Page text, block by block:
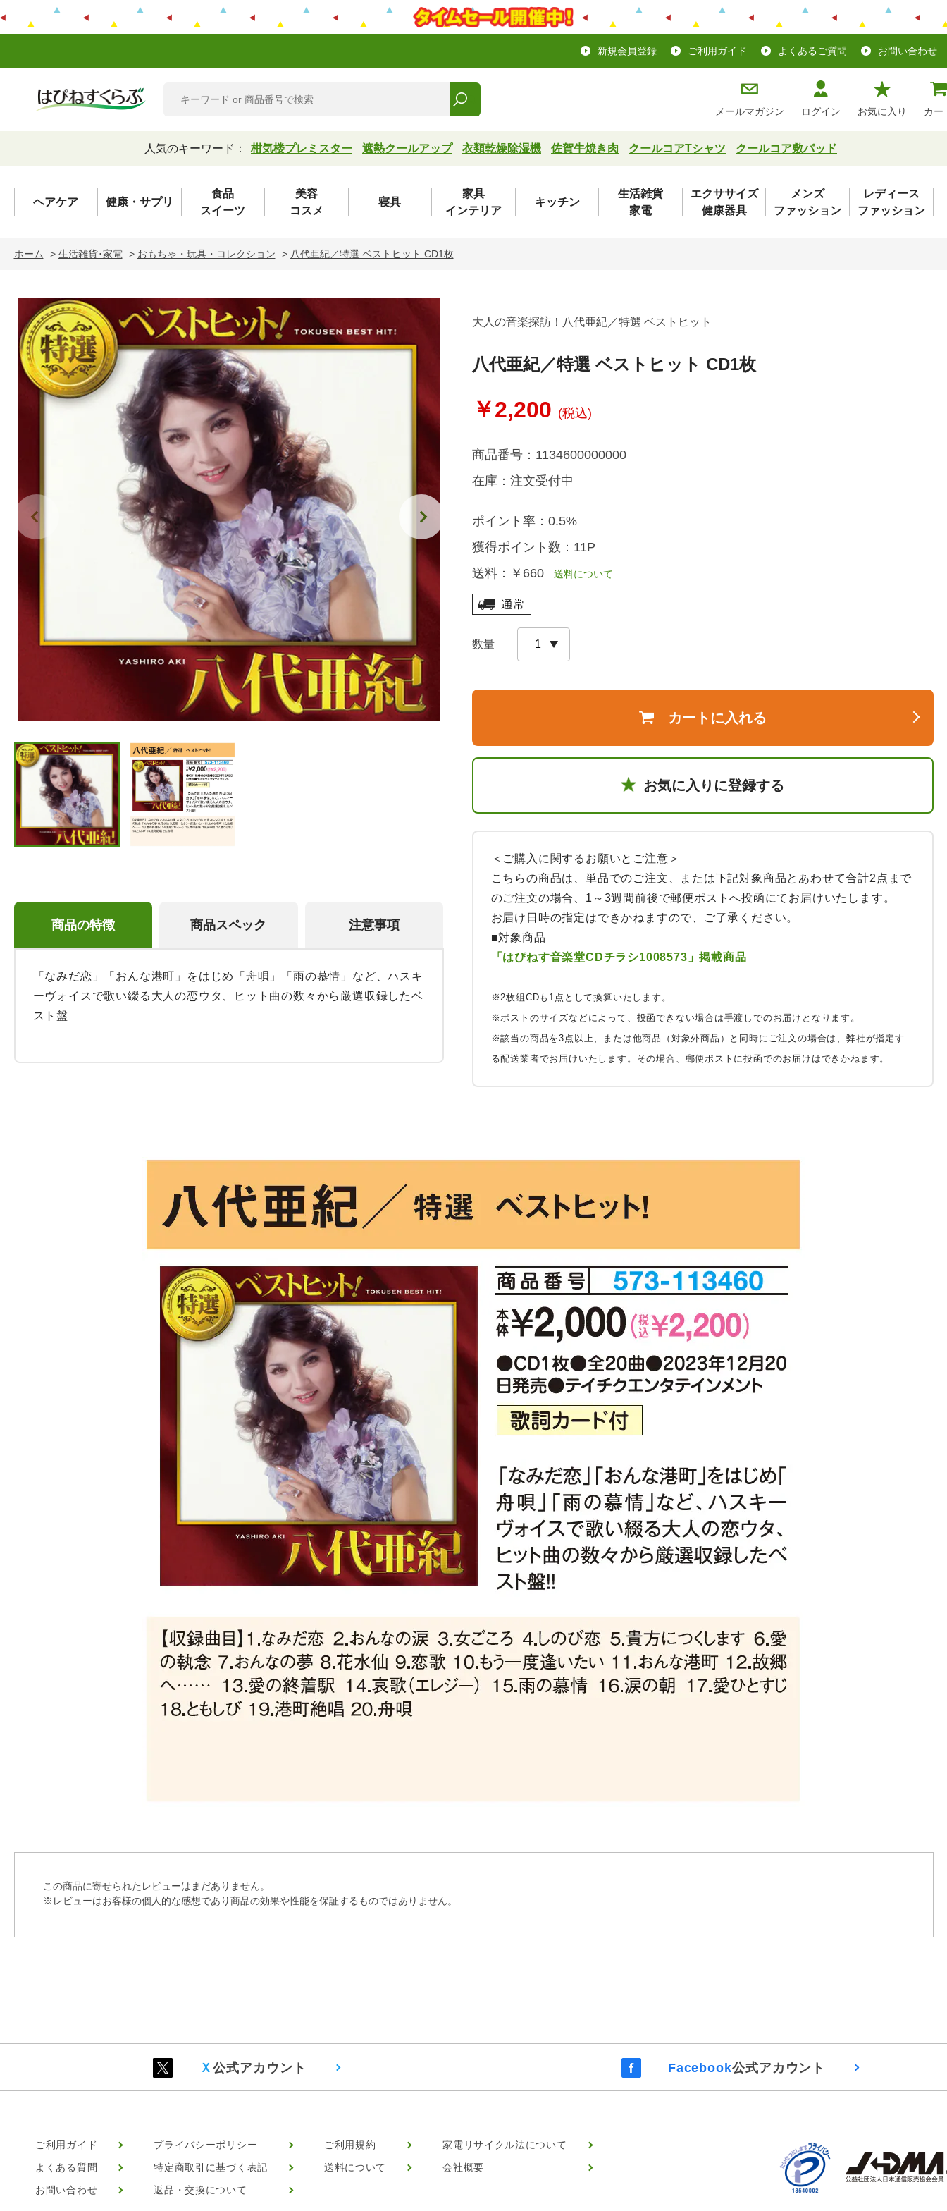
新規会員登録 ご利用ガイド よくあるご質問 お問い合わせ
メールマガジン ログイン お気に入り カー
人気のキーワード： 柑気楼プレミスター 遮熱クールアップ 衣類乾燥除湿機 佐賀牛焼き肉 クールコアTシャツ クールコア敷パッド
ヘアケア 健康・サプリ
食品
スイーツ
美容
コスメ
寝具
家具
インテリア
キッチン
生活雑貨
家電
エクササイズ
健康器具
メンズ
ファッション
レディース
ファッション
ホーム > 生活雑貨･家電 > おもちゃ・玩具・コレクション > 八代亜紀／特選 ベストヒット CD1枚
商品の特徴 商品スペック 注意事項
「なみだ恋」「おんな港町」をはじめ「舟唄」「雨の慕情」など、ハスキ
ーヴォイスで歌い綴る大人の恋ウタ、ヒット曲の数々から厳選収録したベ
スト盤
大人の音楽探訪！八代亜紀／特選 ベストヒット
八代亜紀／特選 ベストヒット CD1枚
￥2,200 (税込)
商品番号： 1134600000000
在庫： 注文受付中
ポイント率： 0.5%
獲得ポイント数： 11P
送料： ￥660送料について
数量
カートに入れる
お気に入りに登録する
＜ご購入に関するお願いとご注意＞
こちらの商品は、単品でのご注文、または下記対象商品とあわせて合計2点まで
のご注文の場合、1～3週間前後で郵便ポストへ投函にてお届けいたします。
お届け日時の指定はできかねますので、ご了承ください。
「はぴねす音楽堂CDチラシ1008573」掲載商品
※2枚組CDも1点として換算いたします。
※ポストのサイズなどによって、投函できない場合は手渡しでのお届けとなります。
※該当の商品を3点以上、または他商品（対象外商品）と同時にご注文の場合は、弊社が指定す
る配送業者でお届けいたします。その場合、郵便ポストに投函でのお届けはできかねます。
この商品に寄せられたレビューはまだありません。
※レビューはお客様の個人的な感想であり商品の効果や性能を保証するものではありません。
Ｘ公式アカウント Facebook公式アカウント
ご利用ガイド
よくある質問
お問い合わせ
プライバシーポリシー
特定商取引に基づく表記
返品・交換について
ご利用規約
送料について
家電リサイクル法について
会社概要